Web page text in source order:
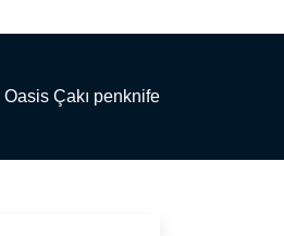
Oasis Çakı penknife